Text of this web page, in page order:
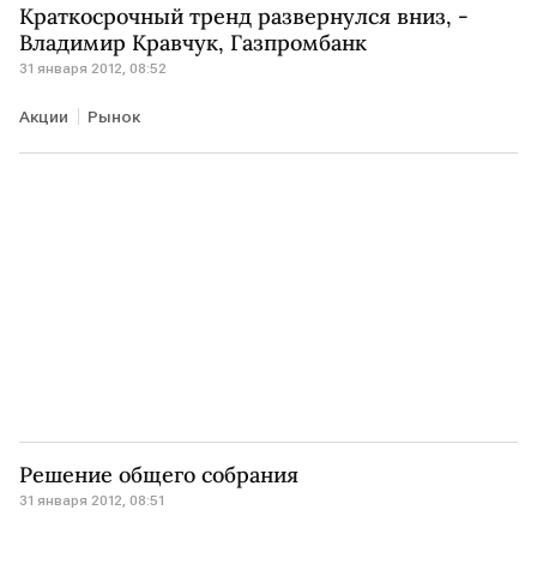
Краткосрочный тренд развернулся вниз, -
Владимир Кравчук, Газпромбанк
31 января 2012, 08:52
Акции Рынок
Решение общего собрания
31 января 2012, 08:51